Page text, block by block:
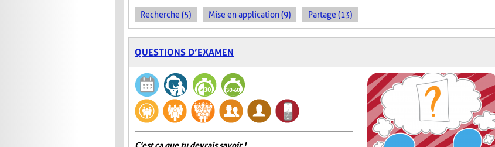
Recherche (5) Mise en application (9) Partage (13)
QUESTIONS D’EXAMEN